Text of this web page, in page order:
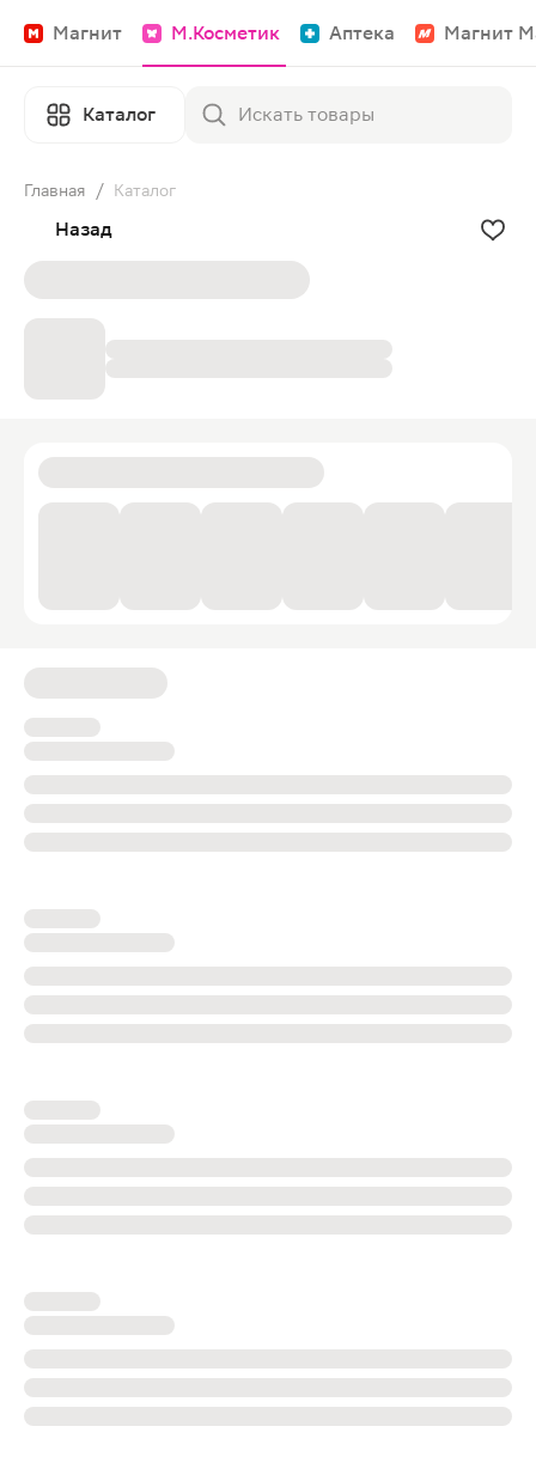
Магнит М.Косметик Аптека Магнит
Каталог
Главная / Каталог
Назад